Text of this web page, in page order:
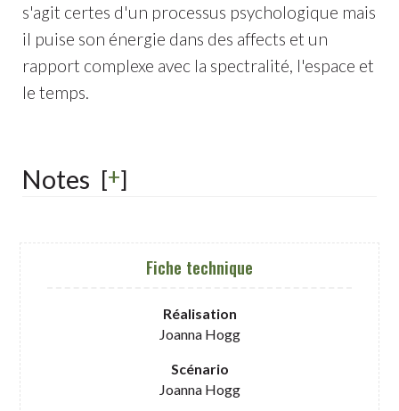
Fiche technique
Réalisation
Joanna Hogg
Scénario
Joanna Hogg
s'agit certes d'un processus psychologique mais
il puise son énergie dans des affects et un
rapport complexe avec la spectralité, l'espace et
le temps.
Notes [+]